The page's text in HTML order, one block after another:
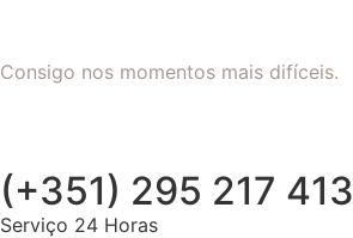
Consigo nos momentos mais difíceis.
(+351) 295 217 413
Serviço 24 Horas